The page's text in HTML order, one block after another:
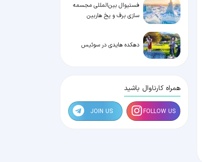
فستیوال بین‌المللی مجسمه
سازی برف و یخ هاربین
دهکده هایدی در سوئیس
همراه کارناوال باشید
FOLLOW US
JOIN US